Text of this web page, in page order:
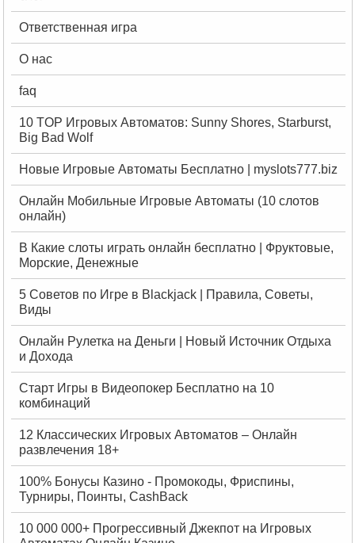
Ответственная игра
О нас
faq
10 TOP Игровых Автоматов: Sunny Shores, Starburst,
Big Bad Wolf
Новые Игровые Автоматы Бесплатно | myslots777.biz
Онлайн Мобильные Игровые Автоматы (10 слотов
онлайн)
В Какие слоты играть онлайн бесплатно | Фруктовые,
Морские, Денежные
5 Советов по Игре в Blackjack | Правила, Советы,
Виды
Онлайн Рулетка на Деньги | Новый Источник Отдыха
и Дохода
Старт Игры в Видеопокер Бесплатно на 10
комбинаций
12 Классических Игровых Автоматов – Онлайн
развлечения 18+
100% Бонусы Казино - Промокоды, Фриспины,
Турниры, Поинты, CashBack
10 000 000+ Прогрессивный Джекпот на Игровых